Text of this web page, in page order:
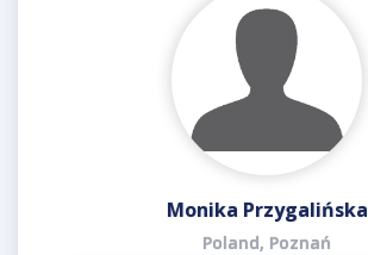
Monika Przygalińska
Poland, Poznań